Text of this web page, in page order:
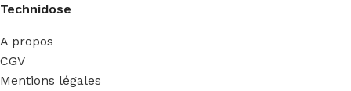
Technidose
A propos
CGV
Mentions légales